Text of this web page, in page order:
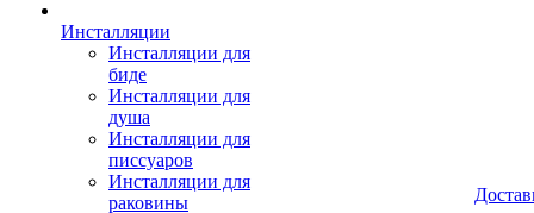
Инсталляции
Инсталляции для
биде
Инсталляции для
душа
Инсталляции для
писсуаров
Инсталляции для
раковины